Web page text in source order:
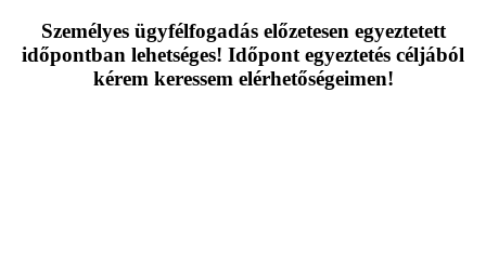
Személyes ügyfélfogadás előzetesen egyeztetett
időpontban lehetséges! Időpont egyeztetés céljából
kérem keressem elérhetőségeimen!